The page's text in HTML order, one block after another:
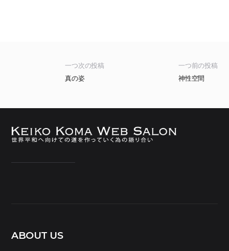
一つ前の投稿
神性空間
一つ次の投稿
真の姿
ABOUT US